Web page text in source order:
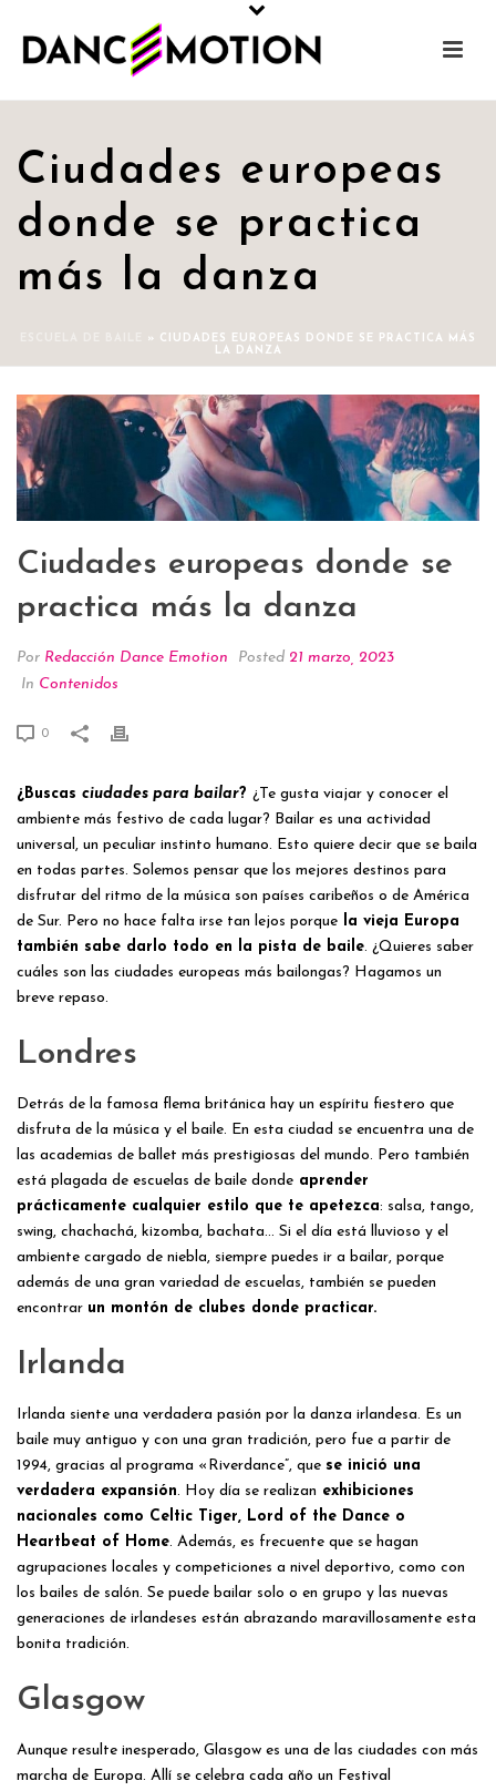
Ciudades europeas
donde se practica
más la danza
» CIUDADES EUROPEAS DONDE SE PRACTICA MÁS
LA DANZA
Ciudades europeas donde se
practica más la danza
Por Redacción Dance Emotion Posted 21 marzo, 2023
In Contenidos
0
¿Buscas ciudades para bailar? ¿Te gusta viajar y conocer el
ambiente más festivo de cada lugar? Bailar es una actividad
universal, un peculiar instinto humano. Esto quiere decir que se baila
en todas partes. Solemos pensar que los mejores destinos para
disfrutar del ritmo de la música son países caribeños o de América
de Sur. Pero no hace falta irse tan lejos porque la vieja Europa
también sabe darlo todo en la pista de baile. ¿Quieres saber
cuáles son las ciudades europeas más bailongas? Hagamos un
breve repaso.
Londres
Detrás de la famosa flema británica hay un espíritu fiestero que
disfruta de la música y el baile. En esta ciudad se encuentra una de
las academias de ballet más prestigiosas del mundo. Pero también
está plagada de escuelas de baile donde aprender
prácticamente cualquier estilo que te apetezca: salsa, tango,
swing, chachachá, kizomba, bachata… Si el día está lluvioso y el
ambiente cargado de niebla, siempre puedes ir a bailar, porque
además de una gran variedad de escuelas, también se pueden
encontrar un montón de clubes donde practicar.
Irlanda
Irlanda siente una verdadera pasión por la danza irlandesa. Es un
baile muy antiguo y con una gran tradición, pero fue a partir de
1994, gracias al programa «Riverdance”, que se inició una
verdadera expansión. Hoy día se realizan exhibiciones
nacionales como Celtic Tiger, Lord of the Dance o
Heartbeat of Home. Además, es frecuente que se hagan
agrupaciones locales y competiciones a nivel deportivo, como con
los bailes de salón. Se puede bailar solo o en grupo y las nuevas
generaciones de irlandeses están abrazando maravillosamente esta
bonita tradición.
Glasgow
Aunque resulte inesperado, Glasgow es una de las ciudades con más
marcha de Europa. Allí se celebra cada año un Festival